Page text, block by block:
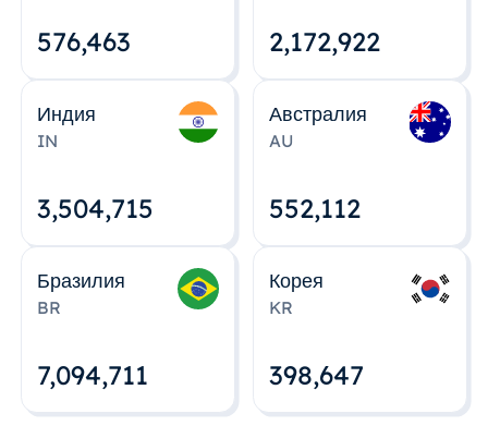
576,463 2,172,922
Индия
IN
3,504,715
Австралия
AU
552,112
Бразилия
BR
7,094,712
Корея
KR
398,648